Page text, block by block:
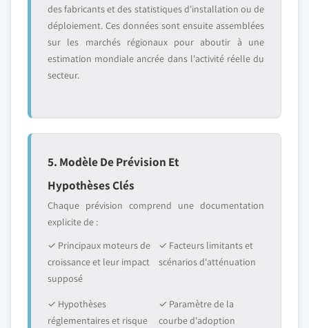
des fabricants et des statistiques d'installation ou de
déploiement. Ces données sont ensuite assemblées
sur les marchés régionaux pour aboutir à une
estimation mondiale ancrée dans l'activité réelle du
secteur.
5. Modèle De Prévision Et
Hypothèses Clés
Chaque prévision comprend une documentation
explicite de :
✓ Principaux moteurs de
croissance et leur impact
supposé
✓ Facteurs limitants et
scénarios d'atténuation
✓ Hypothèses
réglementaires et risque
✓ Paramètre de la
courbe d'adoption